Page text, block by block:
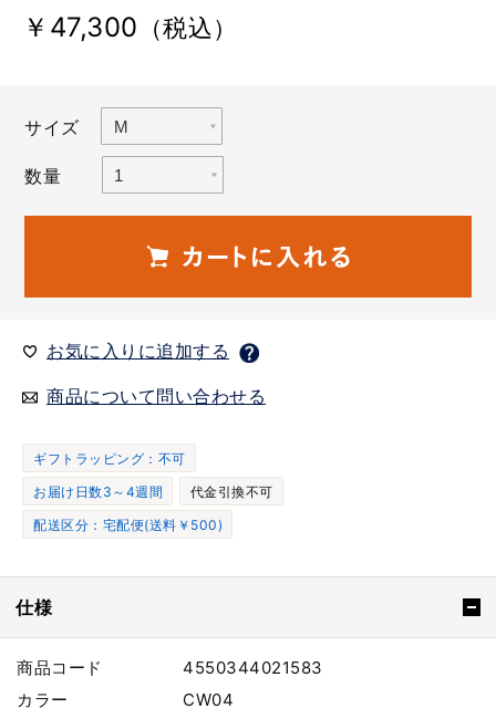
￥47,300 （税込）
サイズ
数量
お気に入りに追加する
商品について問い合わせる
ギフトラッピング：不可
お届け日数3～4週間
代金引換不可
配送区分：宅配便(送料￥500)
仕様
商品コード
4550344021583
カラー
CW04